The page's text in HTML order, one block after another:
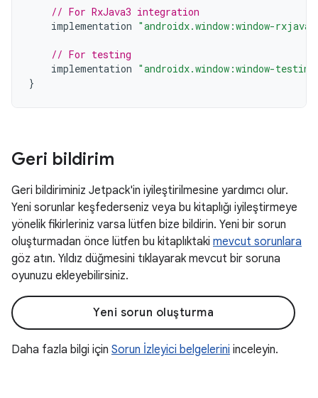
// For RxJava3 integration
implementation "androidx.window:window-
// For testing
implementation "androidx.window:window-
}
Geri bildirim
Geri bildiriminiz Jetpack'in iyileştirilmesine yardımcı olur.
Yeni sorunlar keşfederseniz veya bu kitaplığı iyileştirmeye
yönelik fikirleriniz varsa lütfen bize bildirin. Yeni bir sorun
oluşturmadan önce lütfen bu kitaplıktaki mevcut sorunlara
göz atın. Yıldız düğmesini tıklayarak mevcut bir soruna
oyunuzu ekleyebilirsiniz.
Yeni sorun oluşturma
Daha fazla bilgi için Sorun İzleyici belgelerini inceleyin.